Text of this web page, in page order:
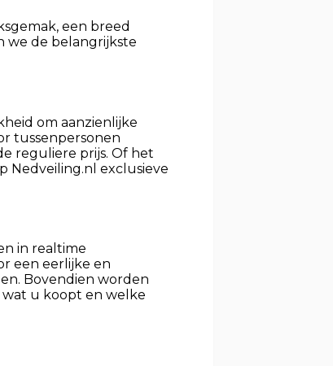
een breed
we de belangrijkste
om aanzienlijke
tussenpersonen
reguliere prijs. Of het
Nedveiling.nl exclusieve
in realtime
een eerlijke en
Bovendien worden
u koopt en welke